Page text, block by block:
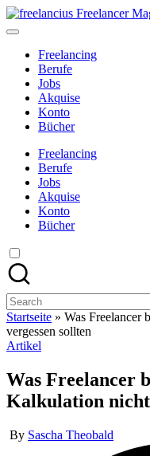
Skip
to
Das
Wohnzimmer
Freelancer
Freelancing
Berufe
Jobs
Akquise
Konto
Bücher
Freelancing
Berufe
Jobs
Akquise
Konto
Bücher
Search
for:
Startseite » Was Freelancer
vergessen sollten
Posted
Artikel
Was Freelancer
Kalkulation nicht
Posted
By Sascha Theobald